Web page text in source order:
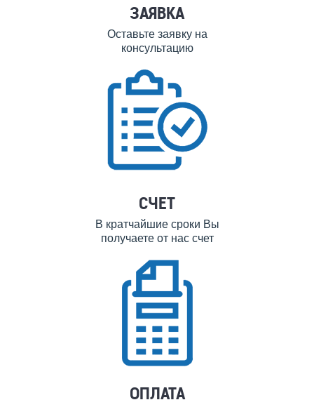
ЗАЯВКА
Оставьте заявку на
консультацию
СЧЕТ
В кратчайшие сроки Вы
получаете от нас счет
ОПЛАТА